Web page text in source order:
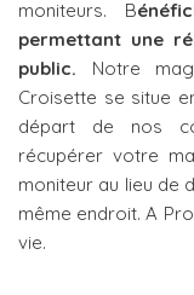
moniteurs. B
permettant une
public. Notre
Croisette se situe
départ de nos
récupérer votre
moniteur au lieu de
même endroit. A
vie.